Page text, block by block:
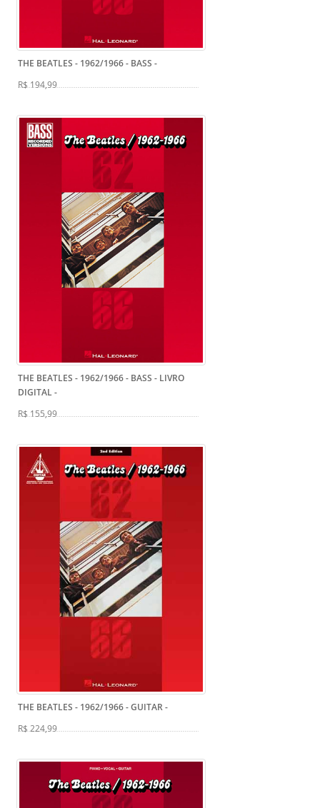
THE BEATLES - 1962/1966 - BASS -
R$ 194,99
THE BEATLES - 1962/1966 - BASS - LIVRO
DIGITAL-
R$ 155,99
THE BEATLES - 1962/1966 - GUITAR-
R$ 224,99